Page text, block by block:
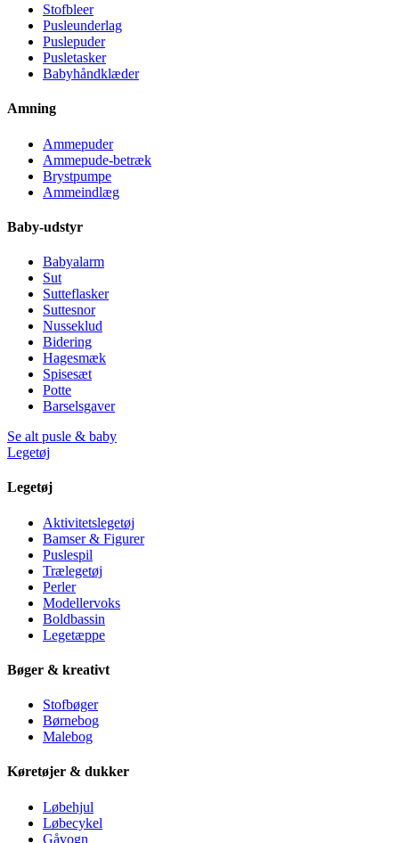
Stofbleer
Pusleunderlag
Puslepuder
Pusletasker
Babyhåndklæder
Amning
Ammepuder
Ammepude-betræk
Brystpumpe
Ammeindlæg
Baby-udstyr
Babyalarm
Sut
Sutteflasker
Suttesnor
Nusseklud
Bidering
Hagesmæk
Spisesæt
Potte
Barselsgaver
Se alt pusle & baby
Legetøj
Legetøj
Aktivitetslegetøj
Bamser & Figurer
Puslespil
Trælegetøj
Perler
Modellervoks
Boldbassin
Legetæppe
Bøger & kreativt
Stofbøger
Børnebog
Malebog
Køretøjer & dukker
Løbehjul
Løbecykel
Gåvogn